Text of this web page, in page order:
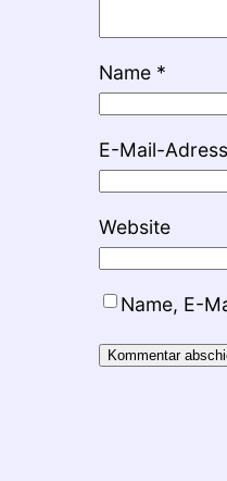
Name *
E-Mail-
Website
Name, E-